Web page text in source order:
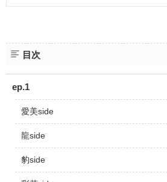
目次
ep.1
愛美side
龍side
豹side